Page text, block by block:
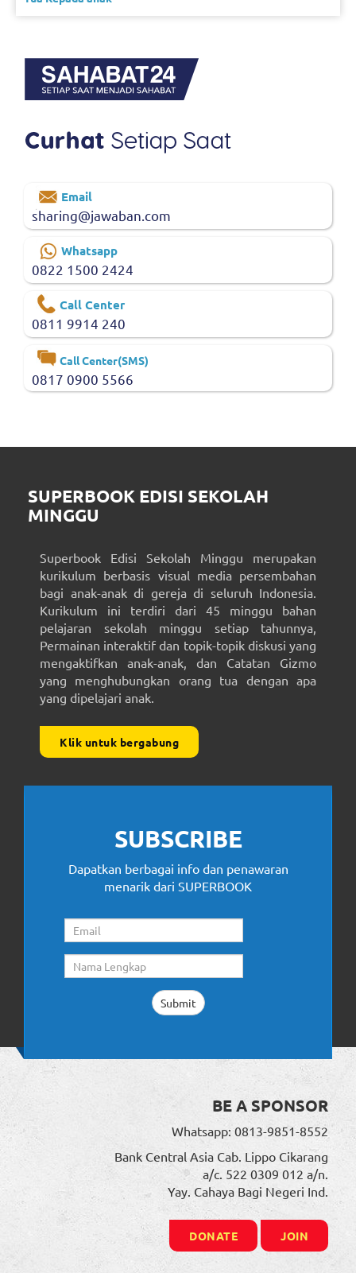
Email
sharing@jawaban.com
Whatsapp
0822 1500 2424
Call Center
0811 9914 240
Call Center(SMS)
0817 0900 5566
SUPERBOOK EDISI SEKOLAH
MINGGU
Superbook Edisi Sekolah Minggu merupakan
kurikulum berbasis visual media persembahan
bagi anak-anak di gereja di seluruh Indonesia.
Kurikulum ini terdiri dari 45 minggu bahan
pelajaran sekolah minggu setiap tahunnya,
Permainan interaktif dan topik-topik diskusi yang
mengaktifkan anak-anak, dan Catatan Gizmo
yang menghubungkan orang tua dengan apa
yang dipelajari anak.
Klik untuk bergabung
SUBSCRIBE
Dapatkan berbagai info dan penawaran
menarik dari SUPERBOOK
BE A SPONSOR
Whatsapp: 0813-9851-8552
Bank Central Asia Cab. Lippo Cikarang
a/c. 522 0309 012 a/n.
Yay. Cahaya Bagi Negeri Ind.
DONATE JOIN